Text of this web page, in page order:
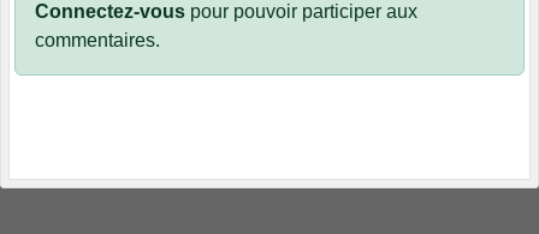
Connectez-vous pour pouvoir participer aux
commentaires.